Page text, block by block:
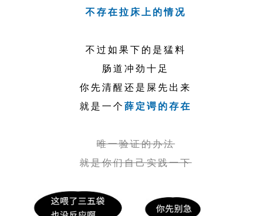
不存在拉床上的情况
不过如果下的是猛料
肠道冲劲十足
你先清醒还是屎先出来
就是一个薛定谔的存在
唯一验证的办法
就是你们自己实践一下